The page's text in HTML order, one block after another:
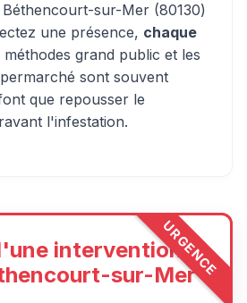
sur-Mer (80130)
une présence, chaque
méthodes grand public et les
sont souvent
que repousser le
l'infestation.
URGENCE
intervention
sur-Mer ?